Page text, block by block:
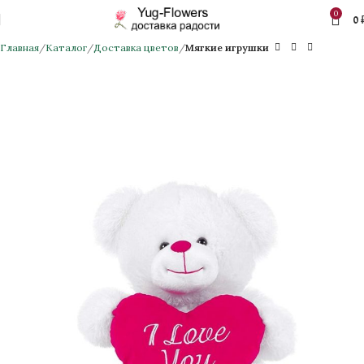
0 0
Главная Каталог Доставка цветов Мягкие игрушки